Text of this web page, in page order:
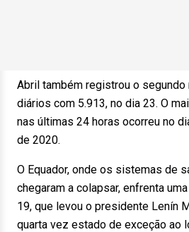
Abril também registrou o
diários com 5.913, no dia 23. O
nas últimas 24 horas ocorreu no
de 2020.
O Equador, onde os sistemas de
chegaram a colapsar, enfrenta
19, que levou o presidente Lenín
quarta vez estado de exceção ao